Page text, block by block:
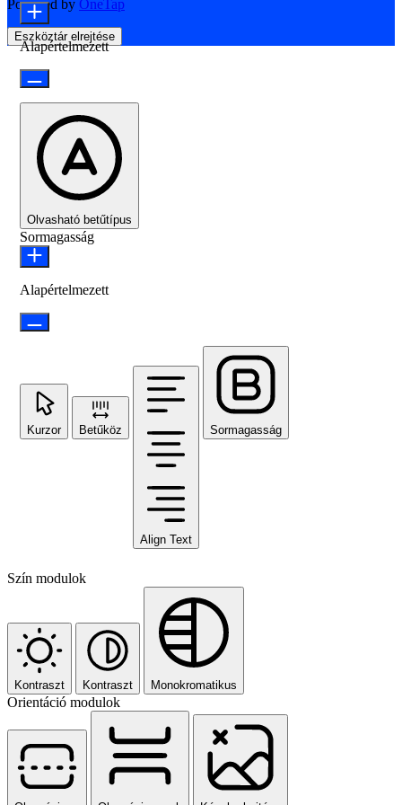
Powered by OneTap
Eszköztár elrejtése
Alapértelmezett
Olvasható betűtípus
Sormagasság
Alapértelmezett
Kurzor Betűköz
Align Text
Sormagasság
Szín modulok
Kontraszt Kontraszt Monokromatikus
Orientáció modulok